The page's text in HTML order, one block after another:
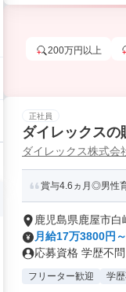
200万円以上
正社員
ダイレックスの
ダイレックス株式会
賞与4.6ヵ月◎男性
鹿児島県鹿屋市白
月給17万3800円
応募資格 学歴不
フリーター歓迎 学